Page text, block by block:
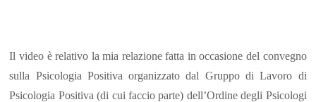
Il video è relativo la mia relazione fatta in occasione del convegno
sulla Psicologia Positiva organizzato dal Gruppo di Lavoro di
Psicologia Positiva (di cui faccio parte) dell’Ordine degli Psicologi